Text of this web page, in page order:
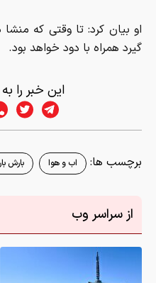
او بیان کرد: تا وقتی که
گیرد همراه با دود خواهد بود.
این خبر را
برچسب ها: اب و هوا بارش
از سراسر وب